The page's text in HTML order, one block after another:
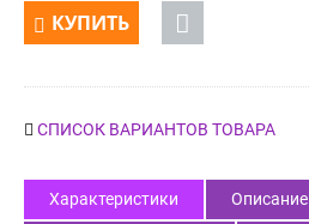
КУПИТЬ
СПИСОК ВАРИАНТОВ ТОВАРА
Характеристики Описание